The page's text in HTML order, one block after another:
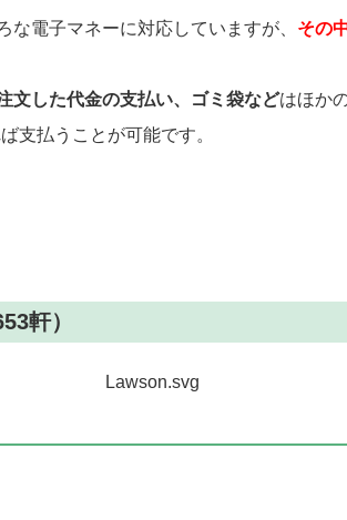
な電子マネーに対応していますが、 その
文した代金の支払い、ゴミ袋などはほか
支払うことが可能です。
軒）